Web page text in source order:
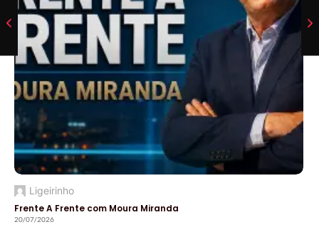
Ligeirinho
Frente A Frente com Moura Miranda
20/07/2026